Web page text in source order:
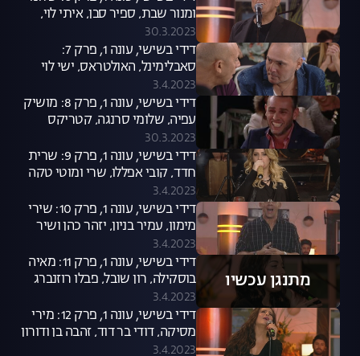
ומנור שבת, ספיר סבן, איתי לוי,
עוזי פוקס
30.3.2023
דידי בשישי, עונה 1, פרק 7:
סאבלימינל, האולטראס, ישי לוי
ומאור אדרי
3.4.2023
דידי בשישי, עונה 1, פרק 8: מושיק
עפיה, שלומי סרנגה, קטריקס
ודורון, אילנה אביטל
30.3.2023
דידי בשישי, עונה 1, פרק 9: שרית
חדד, קובי אפללו, שרי ומוטי טקה
3.4.2023
דידי בשישי, עונה 1, פרק 10: שירי
מימון, עמיר בניון, יזהר כהן ושיר
זוארץ
3.4.2023
מתנגן עכשיו
דידי בשישי, עונה 1, פרק 11: מאיה
בוסקילה, רון שובל, פבלו רוזנברג
ואלי לוזון
3.4.2023
דידי בשישי, עונה 1, פרק 12: מירי
מסיקה, דודי בר דוד, זהבה בן ודורון
מזר
3.4.2023